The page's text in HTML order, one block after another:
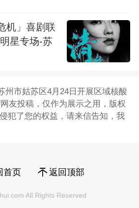
机」喜剧联
星专场-苏
州市姑苏区4月24日开展区域核酸
友投稿，仅作为展示之用，版权
犯了您的权益，请来信告知，我
首页 返回顶部
All Rights Reserved